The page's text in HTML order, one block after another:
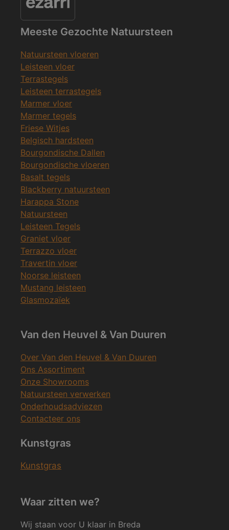
Meeste Gezochte Natuursteen
Natuursteen vloeren
Leisteen vloer
Terrastegels
Leisteen terrastegels
Marmer vloer
Marmer tegels
Friese Witjes
Belgisch hardsteen
Bourgondische Dallen
Bourgondische vloeren
Basalt tegels
Blackberry natuursteen
Harappa Stone
Natuursteen
Leisteen Tegels
Graniet vloer
Terrazzo vloer
Travertin vloer
Noorse leisteen
Mustang leisteen
Glasmozaïek
Van den Heuvel & Van Duuren
Over Van den Heuvel & Van Duuren
Ons Assortiment
Onze Showrooms
Natuursteen verwerken
Onderhoudsadviezen
Contacteer ons
Kunstgras
Kunstgras
Waar zitten we?
Wij staan voor U klaar in Breda